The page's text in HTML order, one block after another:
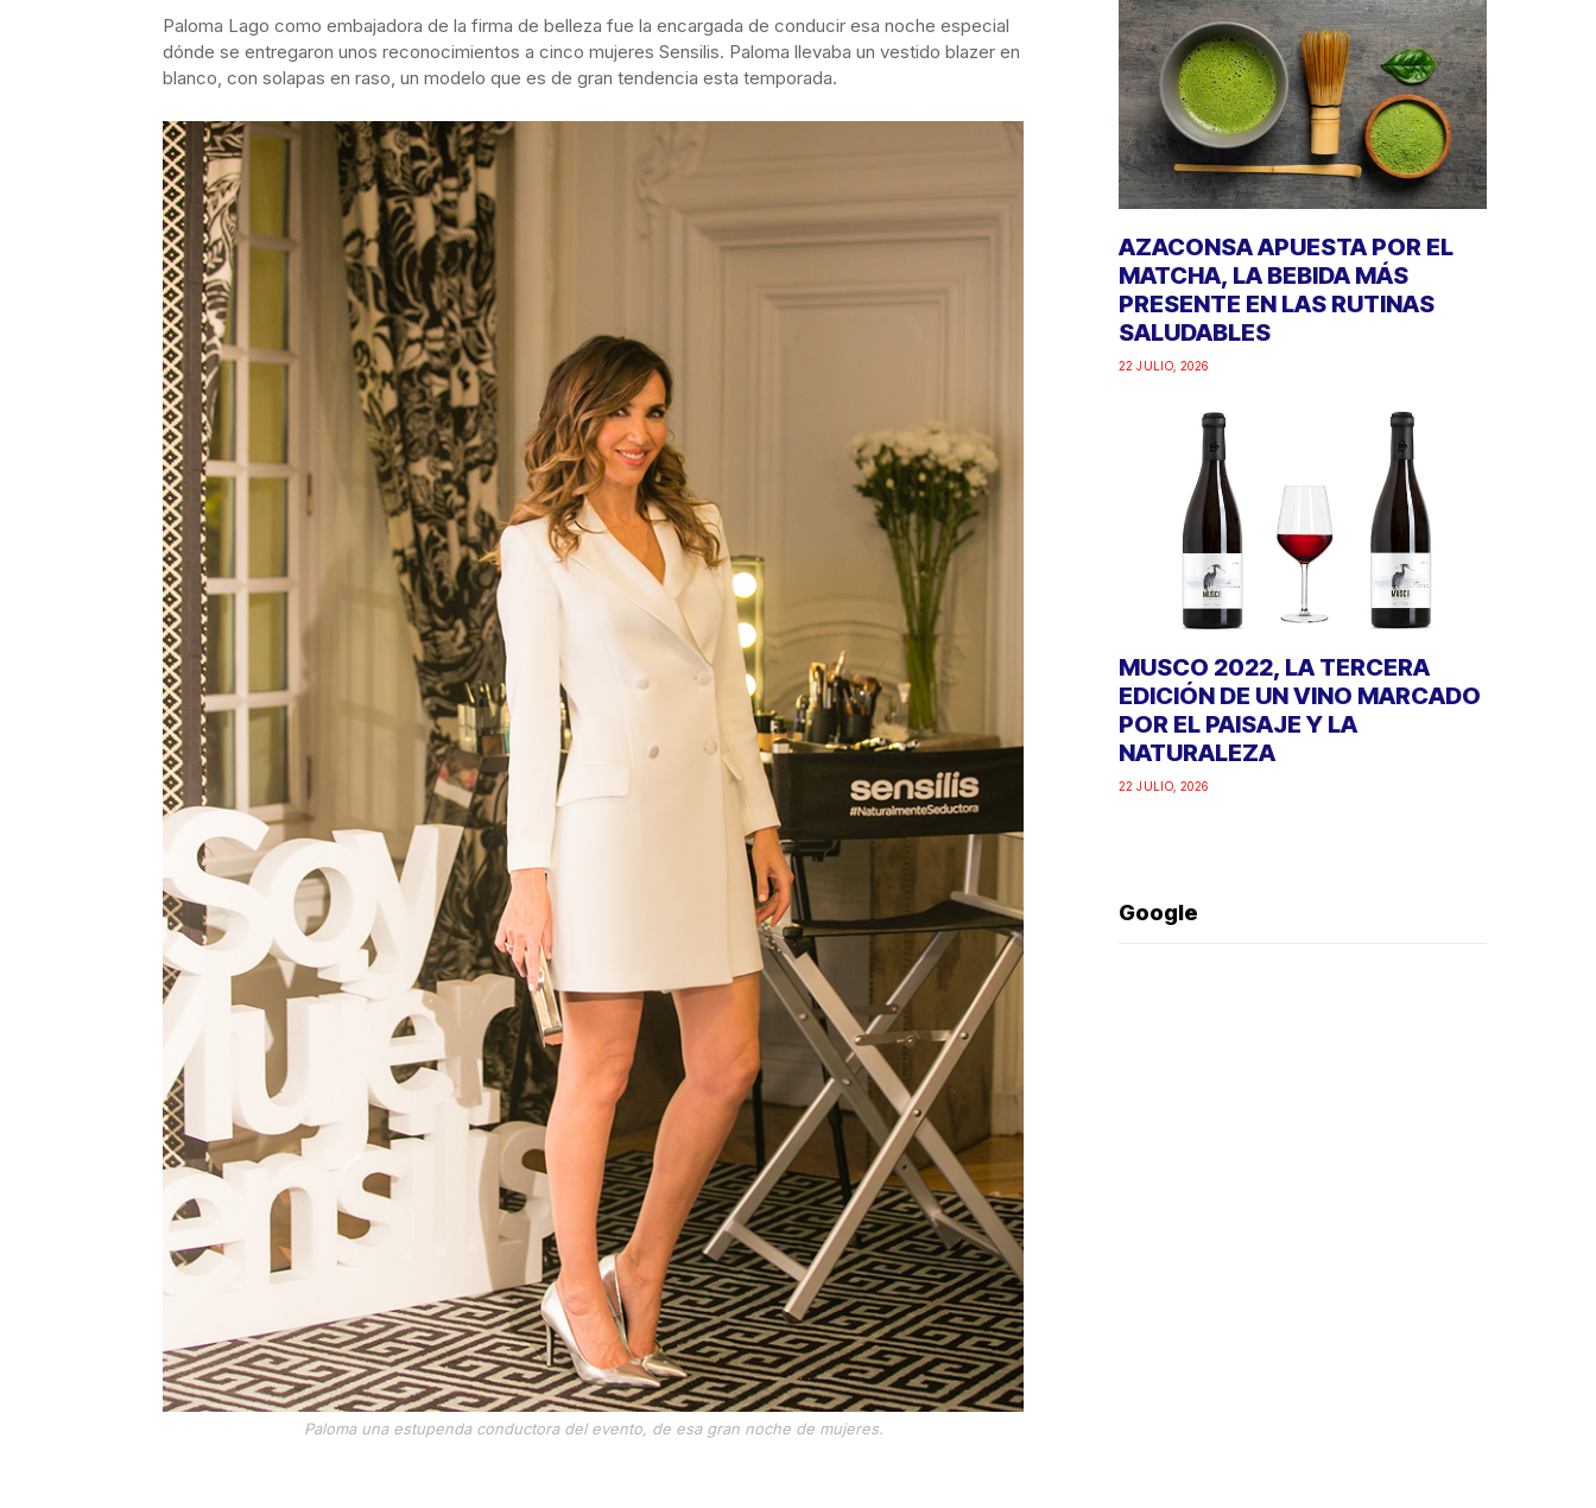
Paloma Lago como embajadora de la firma de belleza fue la encargada de conducir esa noche especial
dónde se entregaron unos reconocimientos a cinco mujeres Sensilis. Paloma llevaba un vestido blazer en
blanco, con solapas en raso, un modelo que es de gran tendencia esta temporada.
Paloma una estupenda conductora del evento, de esa gran noche de mujeres.
AZACONSA APUESTA POR EL
MATCHA, LA BEBIDA MÁS
PRESENTE EN LAS RUTINAS
SALUDABLES
22 JULIO, 2026
MUSCO 2022, LA TERCERA
EDICIÓN DE UN VINO MARCADO
POR EL PAISAJE Y LA
NATURALEZA
22 JULIO, 2026
Google